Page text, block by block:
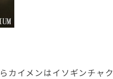
カイメンはイソギンチャク